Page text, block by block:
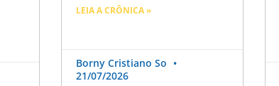
LEIA A CRÔNICA »
Borny Cristiano So
21/07/2026